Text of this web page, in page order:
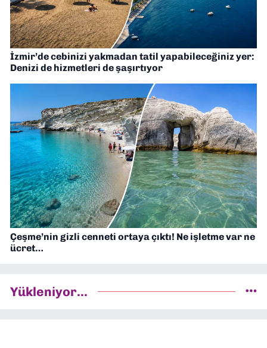
İzmir’de cebinizi yakmadan tatil yapabileceğiniz yer:
Denizi de hizmetleri de şaşırtıyor
Çeşme’nin gizli cenneti ortaya çıktı! Ne işletme var ne
ücret…
Yükleniyor...